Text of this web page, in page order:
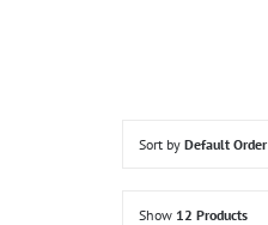
Sort by Default Order
Show 12 Products